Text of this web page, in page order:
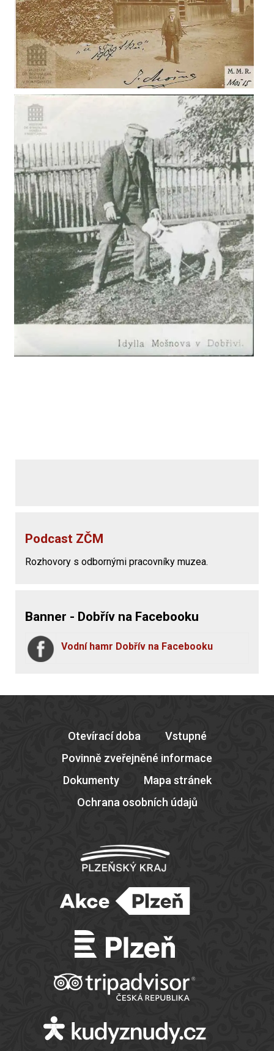
Podcast ZČM
Rozhovory s odbornými pracovníky muzea.
Banner - Dobřív na Facebooku
Vodní hamr Dobřív na Facebooku
Otevírací doba
Vstupné
Povinně zveřejněné informace
Dokumenty
Mapa stránek
Ochrana osobních údajů